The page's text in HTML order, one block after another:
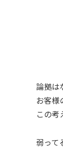
論拠は
お客様
この考
弱って